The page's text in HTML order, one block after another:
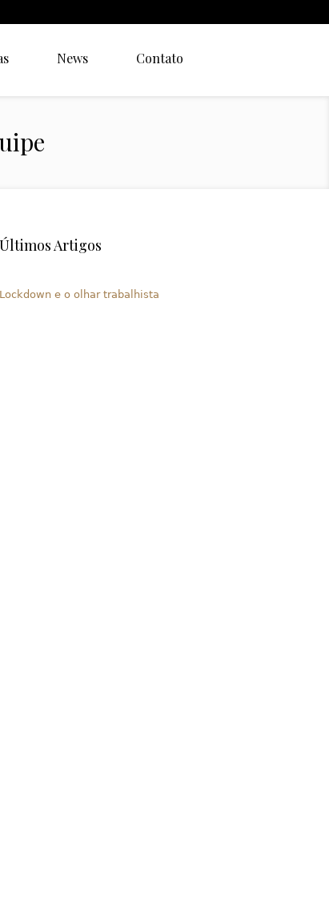
News Contato
Últimos Artigos
Lockdown e o olhar trabalhista